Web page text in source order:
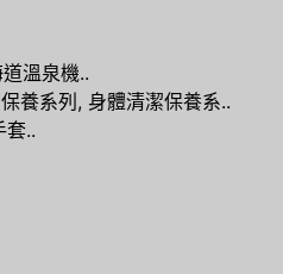
溫泉機..
養系列, 身體清潔保養系..
套..